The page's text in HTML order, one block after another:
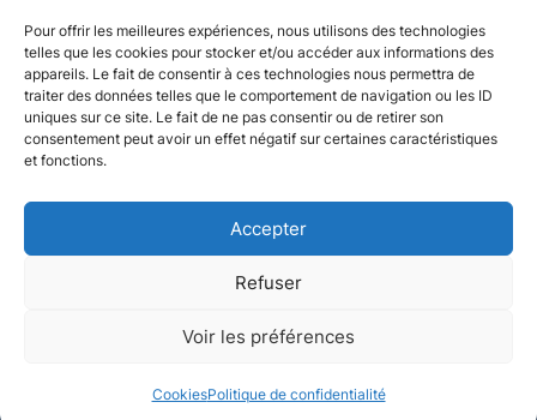
Pour offrir les meilleures expériences, nous utilisons des technologies
telles que les cookies pour stocker et/ou accéder aux informations des
appareils. Le fait de consentir à ces technologies nous permettra de
traiter des données telles que le comportement de navigation ou les ID
uniques sur ce site. Le fait de ne pas consentir ou de retirer son
consentement peut avoir un effet négatif sur certaines caractéristiques
et fonctions.
Accepter
Refuser
Voir les préférences
CookiesPolitique de confidentialité
Conception et réalisation :Plate